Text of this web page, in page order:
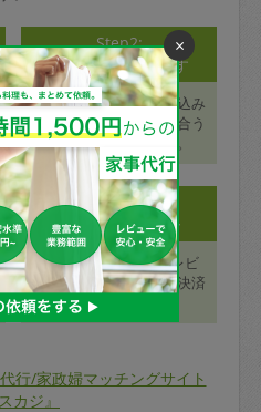
Step2:
タスカジさんを探す
最寄り駅や日付で絞り込み
検索を行い、ニーズに合う
タスカジさんを探す。
Step4:
支払いとレビュー
終了後48時間以内にレビ
ューを登録し、カード決済
が行われます。
行/家政婦マッチングサイト
カジ』
×